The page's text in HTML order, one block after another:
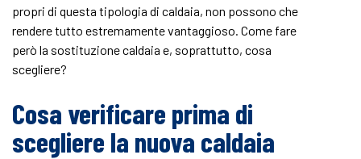
propri di questa tipologia di caldaia, non possono che
rendere tutto estremamente vantaggioso. Come fare
però la sostituzione caldaia e, soprattutto, cosa
scegliere?
Cosa verificare prima di
scegliere la nuova caldaia